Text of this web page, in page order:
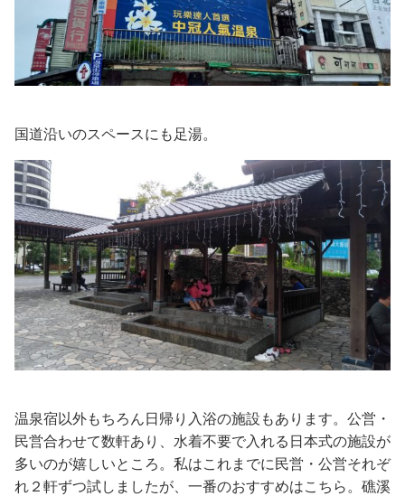
国道沿いのスペースにも足湯。
温泉宿以外もちろん日帰り入浴の施設もあります。公営・
民営合わせて数軒あり、水着不要で入れる日本式の施設が
多いのが嬉しいところ。私はこれまでに民営・公営それぞ
れ２軒ずつ試しましたが、一番のおすすめはこちら。礁溪